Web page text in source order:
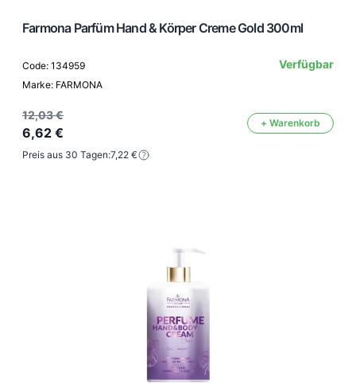
Farmona Parfüm Hand & Körper Creme Gold 300ml
Code: 134959
Marke: FARMONA
Verfügbar
12,03 €
6,62 €
+ Warenkorb
Preis aus 30 Tagen:7,22 €